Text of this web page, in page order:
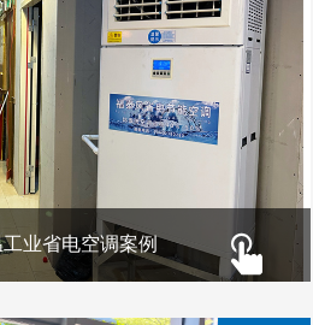
工业省电空调案例